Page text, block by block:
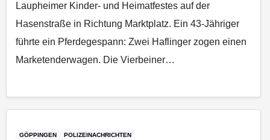
Laupheimer Kinder- und Heimatfestes auf der
Hasenstraße in Richtung Marktplatz. Ein 43-Jähriger
führte ein Pferdegespann: Zwei Haflinger zogen einen
Marketenderwagen. Die Vierbeiner…
GÖPPINGEN POLIZEINACHRICHTEN